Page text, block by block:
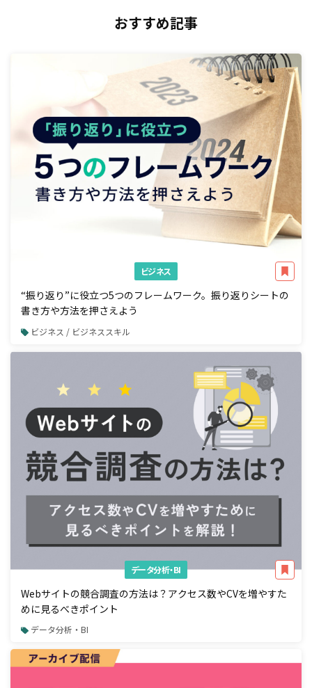
通常のツイートと同じ、140文字以内（半角で280文字以
のみの 広告クリエイティブです。
TwitterBlue会員
おすすめ記事
ビジネス
“振り返り”に役立つ5つのフレームワーク。振り返りシートの
書き方や方法を押さえよう
ビジネス / ビジネススキル
データ分析・BI
Webサイトの競合調査の方法は？アクセス数やCVを増やすた
めに見るべきポイント
データ分析・BI